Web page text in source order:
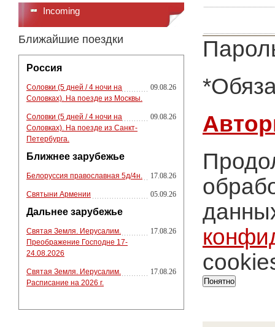
Incoming
Ближайшие поездки
Россия
Соловки (5 дней / 4 ночи на
Соловках). На поезде из Москвы.
09.08.26
Соловки (5 дней / 4 ночи на
Соловках). На поезде из Санкт-
Петербурга.
09.08.26
Ближнее зарубежье
Белоруссия православная 5д/4н. 17.08.26
Святыни Армении 05.09.26
Дальнее зарубежье
Святая Земля. Иерусалим.
Преображение Господне 17-
24.08.2026
17.08.26
Святая Земля. Иерусалим.
Расписание на 2026 г.
17.08.26
*
Понятно